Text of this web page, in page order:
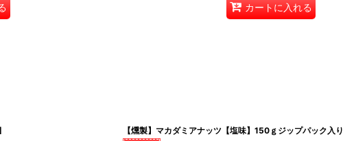
カートに入れる
【燻製】マカダミアナッツ【塩味】150ｇジップパック入り